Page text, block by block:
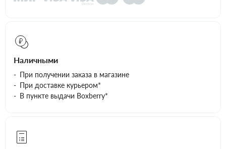
Наличными
При получении заказа в магазине
При доставке курьером*
В пункте выдачи Boxberry*